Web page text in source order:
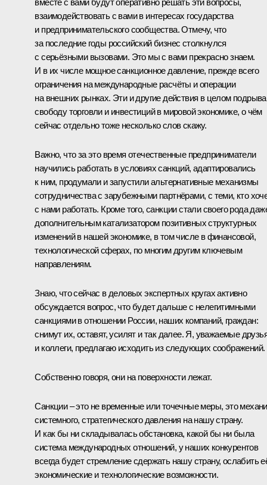
взаимодействовать с вами в интересах государства
и предпринимательского сообщества. Отмечу, что
за последние годы российский бизнес столкнулся
с серьёзными вызовами. Это мы с вами прекрасно знаем.
И в их числе мощное санкционное давление, прежде всего
ограничения на международные расчёты и операции
на внешних рынках. Эти и другие действия в целом
свободу торговли и инвестиций в мировой экономике, о чём
сейчас отдельно тоже несколько слов скажу.
Важно, что за это время отечественные предприниматели
научились работать в условиях санкций, адаптировались
к ним, продумали и запустили альтернативные механизмы
сотрудничества с зарубежными партнёрами, с теми, кто
с нами работать. Кроме того, санкции стали своего рода
дополнительным катализатором позитивных структурных
изменений в нашей экономике, в том числе в финансовой,
технологической сферах, по многим другим ключевым
направлениям.
Знаю, что сейчас в деловых экспертных кругах активно
обсуждается вопрос, что будет дальше с нелегитимными
санкциями в отношении России, наших компаний, граждан:
снимут их, оставят, усилят и так далее. Я, уважаемые
и коллеги, предлагаю исходить из следующих соображений.
Собственно говоря, они на поверхности лежат.
Санкции – это не временные или точечные меры, это
системного, стратегического давления на нашу страну.
И как бы ни складывалась обстановка, какой бы ни была
система международных отношений, у наших конкурентов
всегда будет стремление сдержать нашу страну, ослабить
экономические и технологические возможности.